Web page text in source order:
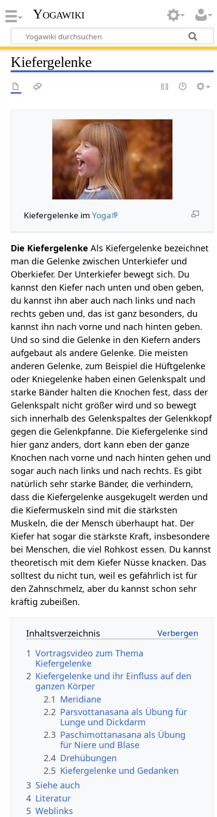
Yogawiki
Kiefergelenke
Kiefergelenke im Yoga
Die Kiefergelenke Als Kiefergelenke bezeichnet
man die Gelenke zwischen Unterkiefer und
Oberkiefer. Der Unterkiefer bewegt sich. Du
kannst den Kiefer nach unten und oben geben,
du kannst ihn aber auch nach links und nach
rechts geben und, das ist ganz besonders, du
kannst ihn nach vorne und nach hinten geben.
Und so sind die Gelenke in den Kiefern anders
aufgebaut als andere Gelenke. Die meisten
anderen Gelenke, zum Beispiel die Hüftgelenke
oder Kniegelenke haben einen Gelenkspalt und
starke Bänder halten die Knochen fest, dass der
Gelenkspalt nicht größer wird und so bewegt
sich innerhalb des Gelenkspaltes der Gelenkkopf
gegen die Gelenkpfanne. Die Kiefergelenke sind
hier ganz anders, dort kann eben der ganze
Knochen nach vorne und nach hinten gehen und
sogar auch nach links und nach rechts. Es gibt
natürlich sehr starke Bänder, die verhindern,
dass die Kiefergelenke ausgekugelt werden und
die Kiefermuskeln sind mit die stärksten
Muskeln, die der Mensch überhaupt hat. Der
Kiefer hat sogar die stärkste Kraft, insbesondere
bei Menschen, die viel Rohkost essen. Du kannst
theoretisch mit dem Kiefer Nüsse knacken. Das
solltest du nicht tun, weil es gefährlich ist für
den Zahnschmelz, aber du kannst schon sehr
kräftig zubeißen.
Inhaltsverzeichnis
1 Vortragsvideo zum Thema
Kiefergelenke
2 Kiefergelenke und ihr Einfluss auf den
ganzen Körper
2.1 Meridiane
2.2 Parsvottanasana als Übung für
Lunge und Dickdarm
2.3 Paschimottanasana als Übung
für Niere und Blase
2.4 Drehübungen
2.5 Kiefergelenke und Gedanken
3 Siehe auch
4 Literatur
5 Weblinks